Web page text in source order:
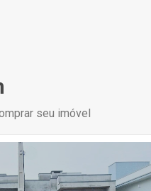
seu imóvel